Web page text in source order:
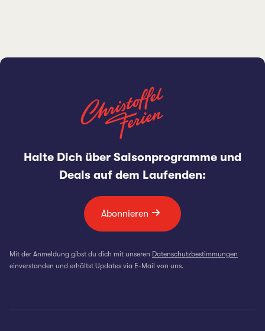
Halte Dich über Saisonprogramme und
Deals auf dem Laufenden:
Abonnieren
Mit der Anmeldung gibst du dich mit unseren Datenschutzbestimmungen
einverstanden und erhältst Updates via E-Mail von uns.